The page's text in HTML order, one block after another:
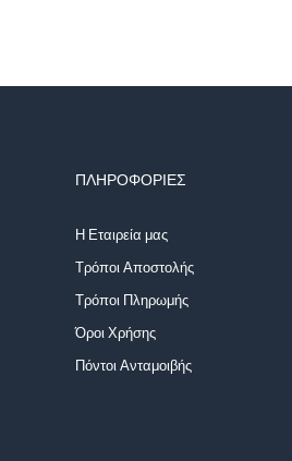
ΠΛΗΡΟΦΟΡΊΕΣ
Η Εταιρεία μας
Τρόποι Αποστολής
Τρόποι Πληρωμής
Όροι Χρήσης
Πόντοι Ανταμοιβής